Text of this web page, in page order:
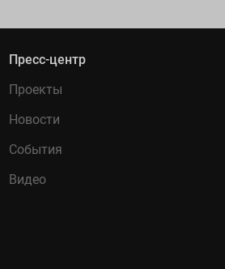
Пресс-центр
Проекты
Новости
События
Видео